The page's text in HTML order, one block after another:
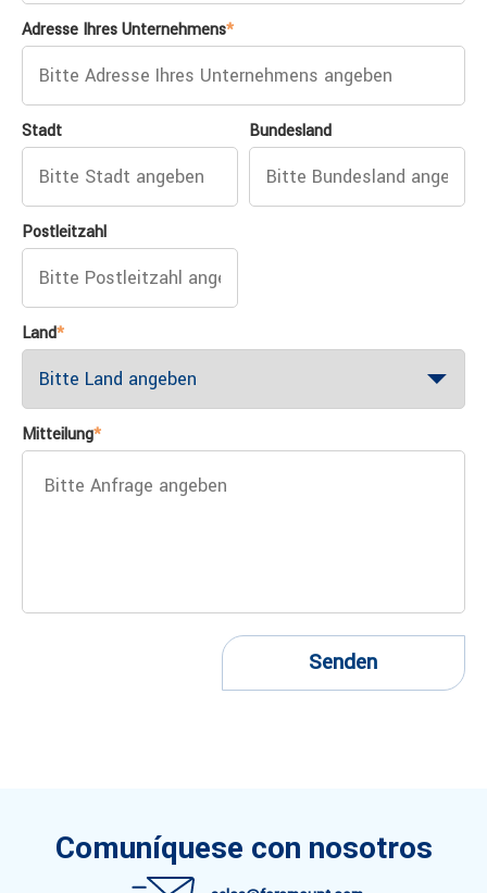
Adresse Ihres Unternehmens*
Stadt Bundesland
Postleitzahl
Land*
Mitteilung*
Senden
Comuníquese con nosotros